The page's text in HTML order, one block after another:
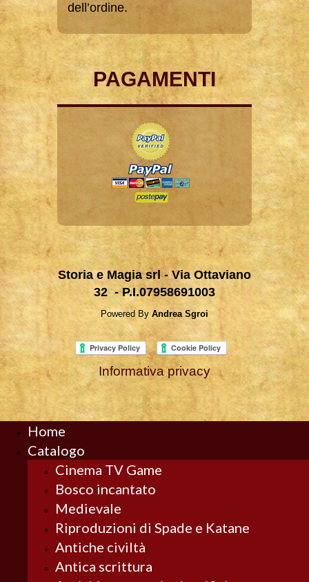
dell’ordine.
PAGAMENTI
Storia e Magia srl - Via Ottaviano
32 - P.I.07958691003
Powered By Andrea Sgroi
Informativa privacy
Home
Catalogo
Cinema TV Game
Bosco incantato
Medievale
Riproduzioni di Spade e Katane
Antiche civiltà
Antica scrittura